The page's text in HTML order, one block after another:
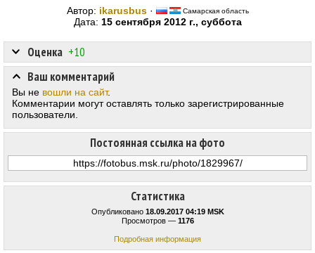
Автор: ikarusbus· Самарская область
Дата: 15 сентября 2012 г., суббота
Статистика
Опубликовано 18.09.2017 04:19 MSK
Просмотров — 1176
Подробная информация
Оценка +10
Постоянная ссылка на фото
Ваш комментарий
Вы не вошли на сайт.
Комментарии могут оставлять только зарегистрированные
пользователи.